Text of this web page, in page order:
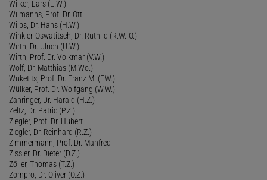
Wilker, Lars (L.W.)
Wilmanns, Prof. Dr. Otti
Wilps, Dr. Hans (H.W.)
Winkler-Oswatitsch, Dr. Ruthild (R.W.-O.)
Wirth, Dr. Ulrich (U.W.)
Wirth, Prof. Dr. Volkmar (V.W.)
Wolf, Dr. Matthias (M.Wo.)
Wuketits, Prof. Dr. Franz M. (F.W.)
Wülker, Prof. Dr. Wolfgang (W.W.)
Zähringer, Dr. Harald (H.Z.)
Zeltz, Dr. Patric (P.Z.)
Ziegler, Prof. Dr. Hubert
Ziegler, Dr. Reinhard (R.Z.)
Zimmermann, Prof. Dr. Manfred
Zissler, Dr. Dieter (D.Z.)
Zöller, Thomas (T.Z.)
Zompro, Dr. Oliver (O.Z.)